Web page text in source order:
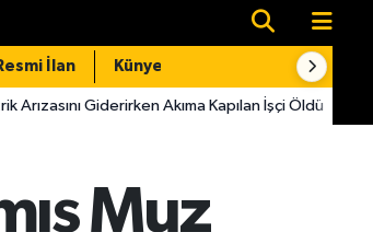
İlan Künye
Akıma Kapılan İşçi Öldü 15:14
Muz